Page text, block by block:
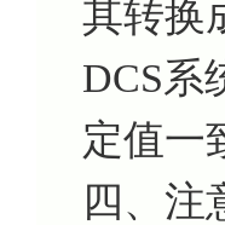
其转换
DCS系
定值一
四、注